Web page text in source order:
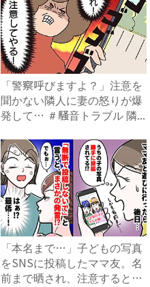
「警察呼びますよ？」注意を
聞かない隣人に妻の怒りが爆
発して… ＃騒音トラブル 隣...
「本名まで…」子どもの写真
をSNSに投稿したママ友。名
前まで晒され、注意すると